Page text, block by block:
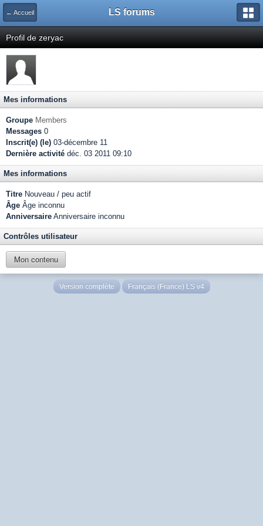
← Accueil LS forums
Profil de zeryac
Mes informations
Groupe Members
Messages 0
Inscrit(e) (le) 03-décembre 11
Dernière activité déc. 03 2011 09:10
Mes informations
Titre Nouveau / peu actif
Âge Âge inconnu
Anniversaire Anniversaire inconnu
Contrôles utilisateur
Mon contenu
Version complète Français (France) LS v4